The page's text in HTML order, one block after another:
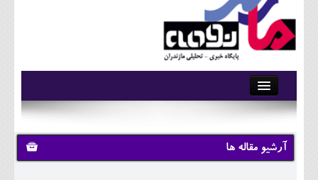
آرشیو
تماس با ما
وبلاگ
آرشیو مقاله ها